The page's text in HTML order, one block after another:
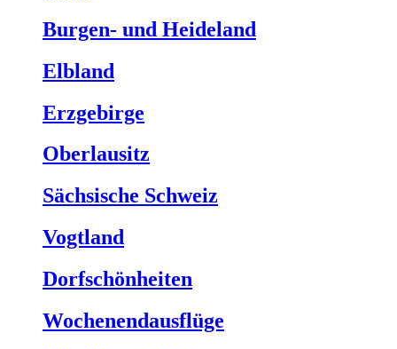
Burgen- und Heideland
Elbland
Erzgebirge
Oberlausitz
Sächsische Schweiz
Vogtland
Dorfschönheiten
Wochenendausflüge